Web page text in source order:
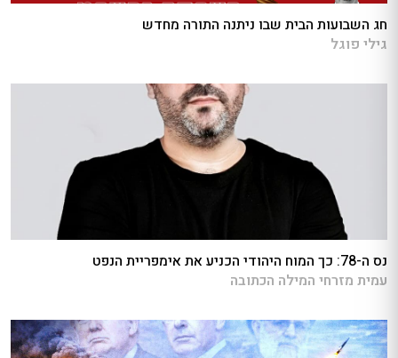
חג השבועות הבית שבו ניתנה התורה מחדש
גילי פוגל
נס ה-78: כך המוח היהודי הכניע את אימפריית הנפט
עמית מזרחי המילה הכתובה